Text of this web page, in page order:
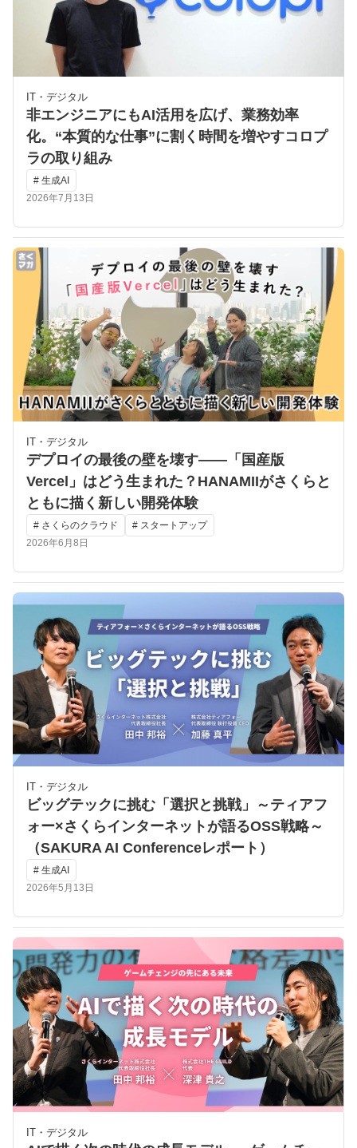
IT・デジタル
非エンジニアにもAI活用を広げ、業務効率
化。“本質的な仕事”に割く時間を増やすコロプ
ラの取り組み
# 生成AI
2026年7月13日
IT・デジタル
デプロイの最後の壁を壊す――「国産版
Vercel」はどう生まれた？HANAMIIがさくらと
ともに描く新しい開発体験
# さくらのクラウド
# スタートアップ
2026年6月8日
IT・デジタル
ビッグテックに挑む「選択と挑戦」～ティアフ
ォー×さくらインターネットが語るOSS戦略～
（SAKURA AI Conferenceレポート）
# 生成AI
2026年5月13日
IT・デジタル